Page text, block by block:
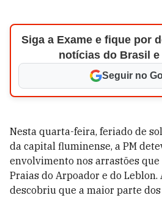
Siga a Exame e fique por
notícias do Brasil
Seguir no
Nesta quarta-feira, feriado de
da capital fluminense, a PM
envolvimento nos arrastões
Praias do Arpoador e do Leblon.
descobriu que a maior parte